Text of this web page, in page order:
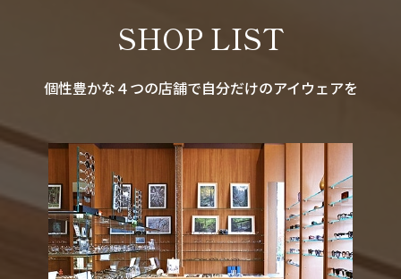
SHOP LIST
個性豊かな４つの店舗で自分だけのアイウェアを